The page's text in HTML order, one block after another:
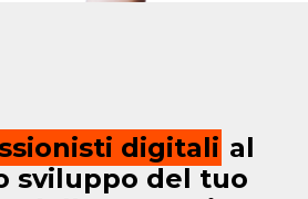
digitali al
sviluppo del tuo